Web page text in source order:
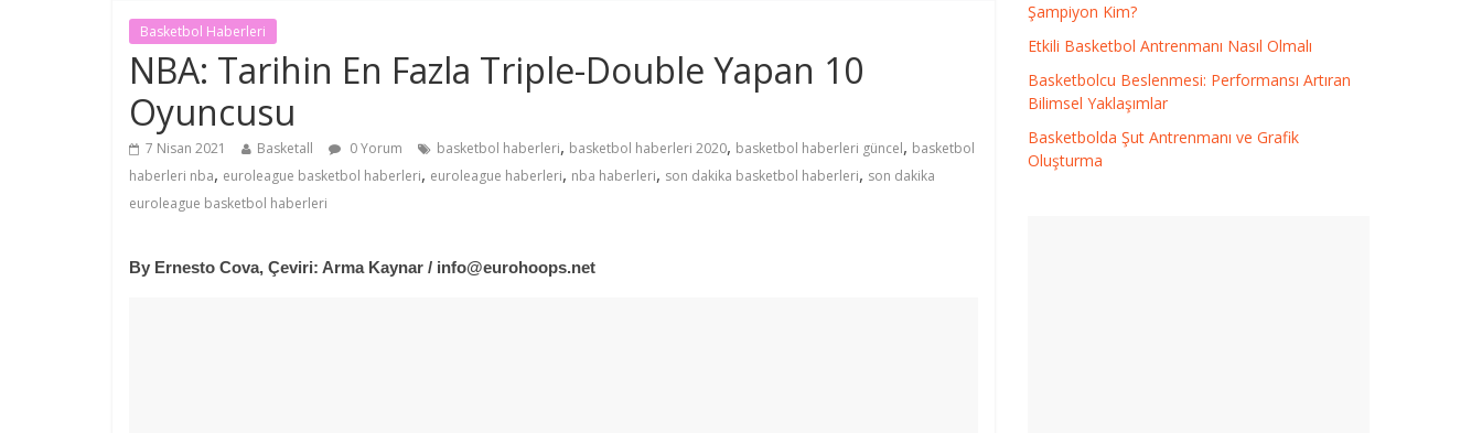
Basketbol Haberleri
NBA: Tarihin En Fazla Triple-Double Yapan 10
Oyuncusu
7 Nisan 2021 Basketall 0 Yorum basketbol haberleri, basketbol haberleri 2020, basketbol haberleri güncel, basketbol
haberleri nba, euroleague basketbol haberleri, euroleague haberleri, nba haberleri, son dakika basketbol haberleri, son dakika
euroleague basketbol haberleri
By Ernesto Cova, Çeviri: Arma Kaynar / info@eurohoops.net
Şampiyon Kim?
Etkili Basketbol Antrenmanı Nasıl Olmalı
Basketbolcu Beslenmesi: Performansı Artıran
Bilimsel Yaklaşımlar
Basketbolda Şut Antrenmanı ve Grafik
Oluşturma